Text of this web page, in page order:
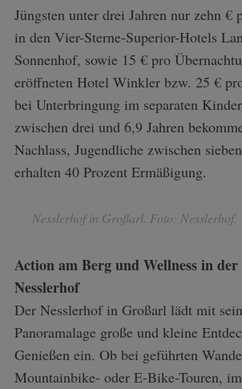
Jüngsten unter drei Jahren nur zehn €
in den Vier-Sterne-Superior-Hotels
Sonnenhof, sowie 15 € pro
eröffneten Hotel Winkler bzw. 25 €
bei Unterbringung im separaten
zwischen drei und 6,9 Jahren
Nachlass, Jugendliche zwischen
erhalten 40 Prozent Ermäßigung.
Nesslerhof in Großarl. Foto: Nesslerhof.
Action am Berg und Wellness in
Nesslerhof
Der Nesslerhof in Großarl lädt mit
Panoramalage große und kleine
Genießen ein. Ob bei geführten
Mountainbike- oder E-Bike-Touren,